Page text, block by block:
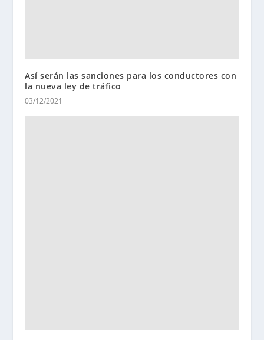
Así serán las sanciones para los conductores con
la nueva ley de tráfico
03/12/2021